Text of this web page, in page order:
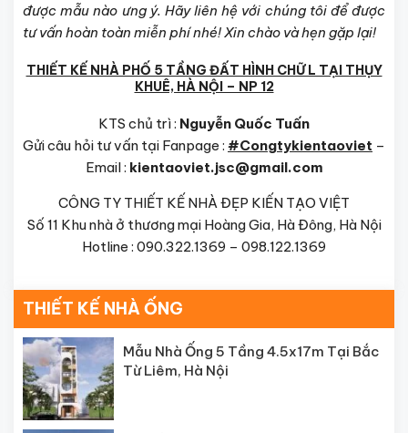
được mẫu nào ưng ý. Hãy liên hệ với chúng tôi để được
tư vấn hoàn toàn miễn phí nhé! Xin chào và hẹn gặp lại!
THIẾT KẾ NHÀ PHỐ 5 TẦNG ĐẤT HÌNH CHỮ L TẠI THỤY
KHUÊ, HÀ NỘI – NP 12
KTS chủ trì : Nguyễn Quốc Tuấn
Gửi câu hỏi tư vấn tại Fanpage : #Congtykientaoviet –
Email : kientaoviet.jsc@gmail.com
CÔNG TY THIẾT KẾ NHÀ ĐẸP KIẾN TẠO VIỆT
Số 11 Khu nhà ở thương mại Hoàng Gia, Hà Đông, Hà Nội
Hotline : 090.322.1369 – 098.122.1369
THIẾT KẾ NHÀ ỐNG
Mẫu Nhà Ống 5 Tầng 4.5x17m Tại Bắc
Từ Liêm, Hà Nội